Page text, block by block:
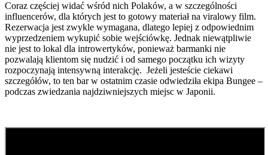
Coraz częściej widać wśród nich Polaków, a w szczególności
influencerów, dla których jest to gotowy materiał na viralowy film.
Rezerwacja jest zwykle wymagana, dlatego lepiej z odpowiednim
wyprzedzeniem wykupić sobie wejściówkę. Jednak niewątpliwie
nie jest to lokal dla introwertyków, ponieważ barmanki nie
pozwalają klientom się nudzić i od samego początku ich wizyty
rozpoczynają intensywną interakcję. Jeżeli jesteście ciekawi
szczegółów, to ten bar w ostatnim czasie odwiedziła ekipa Bungee –
podczas zwiedzania najdziwniejszych miejsc w Japonii.